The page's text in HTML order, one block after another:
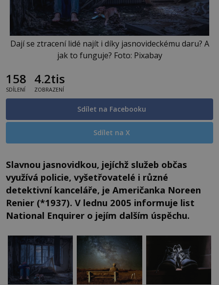
Dají se ztracení lidé najít i díky jasnovideckému daru? A
jak to funguje? Foto: Pixabay
158
SDÍLENÍ
4.2tis
ZOBRAZENÍ
Sdílet na Facebooku
Sdílet na X
Slavnou jasnovidkou, jejíchž služeb občas
využívá policie, vyšetřovatelé i různé
detektivní kanceláře, je Američanka Noreen
Renier (*1937). V lednu 2005 informuje list
National Enquirer o jejím dalším úspěchu.